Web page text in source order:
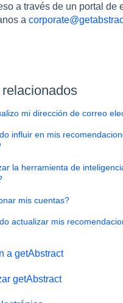
a través de un portal de
a
mi dirección de correo
influir en mis
la herramienta de
mis cuentas?
actualizar mis
a getAbstract
la suscripción
getAbstract